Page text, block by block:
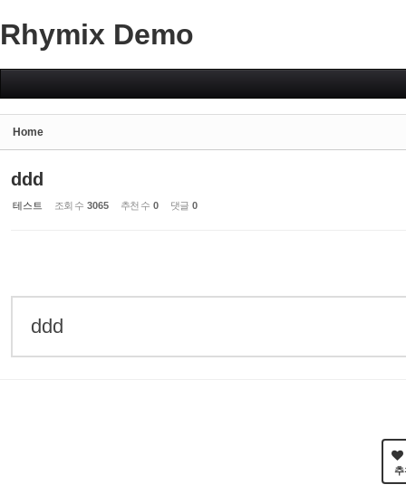
Rhymix Demo
Home
ddd
테스트 조회 수 3065 추천 수 0 댓글 0
ddd
추
Sketchbook5, 스케치북5
Sketchbook5, 스케치북5